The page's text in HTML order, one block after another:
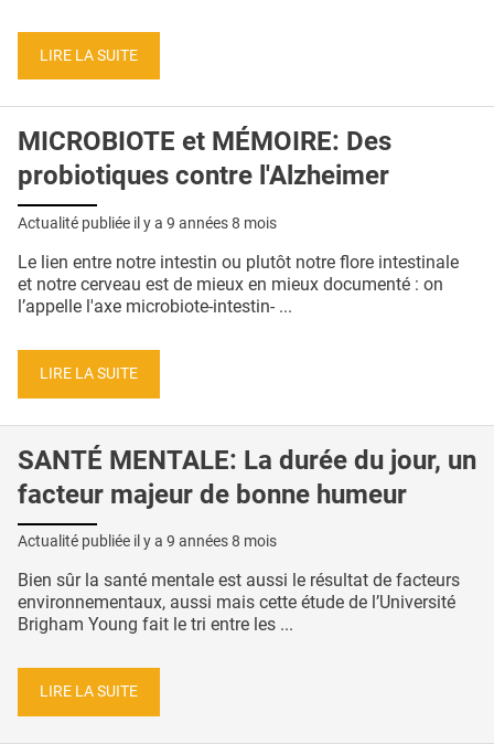
CONTACT
LIRE LA SUITE
MICROBIOTE et MÉMOIRE: Des
probiotiques contre l'Alzheimer
Actualité publiée il y a 9 années 8 mois
Le lien entre notre intestin ou plutôt notre flore intestinale
et notre cerveau est de mieux en mieux documenté : on
l’appelle l'axe microbiote-intestin- ...
LIRE LA SUITE
SANTÉ MENTALE: La durée du jour, un
facteur majeur de bonne humeur
Actualité publiée il y a 9 années 8 mois
Bien sûr la santé mentale est aussi le résultat de facteurs
environnementaux, aussi mais cette étude de l’Université
Brigham Young fait le tri entre les ...
LIRE LA SUITE